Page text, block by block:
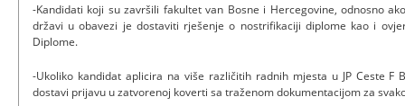
-Kandidati koji su završili fakultet van Bosne i Hercegovine, odnosno
državi u obavezi je dostaviti rješenje o nostrifikaciji diplome kao i
Diplome.
-Ukoliko kandidat aplicira na više različitih radnih mjesta u JP Ceste F
dostavi prijavu u zatvorenoj koverti sa traženom dokumentacijom za